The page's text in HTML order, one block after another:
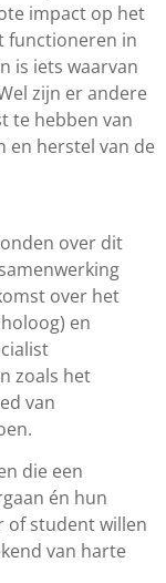
impact op het
functioneren in
is iets waarvan
zijn er andere
te hebben van
en herstel van de
over dit
over het
en
zoals het
van
die een
én hun
of student willen
van harte